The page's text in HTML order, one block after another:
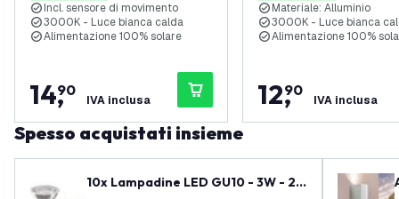
Incl. sensore di movimento
3000K - Luce bianca calda
Alimentazione 100% solare
14,
90
IVA inclusa
Materiale: Alluminio
3000K - Luce bianca
Alimentazione 100%
12,
90
IVA inclusa
Spesso acquistati insieme
10x Lampadine LED GU10 - 3W - 27